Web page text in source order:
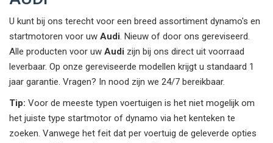
U kunt bij ons terecht voor een breed assortiment dynamo's en
startmotoren voor uw Audi. Nieuw of door ons gereviseerd.
Alle producten voor uw Audi zijn bij ons direct uit voorraad
leverbaar. Op onze gereviseerde modellen krijgt u standaard 1
jaar garantie. Vragen? In nood zijn we 24/7 bereikbaar.
Tip: Voor de meeste typen voertuigen is het niet mogelijk om
het juiste type startmotor of dynamo via het kenteken te
zoeken. Vanwege het feit dat per voertuig de geleverde opties